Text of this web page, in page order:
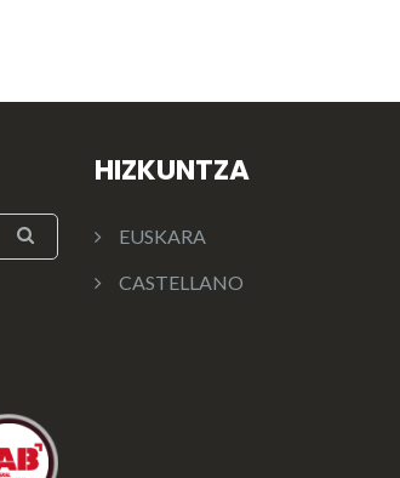
HIZKUNTZA
EUSKARA
CASTELLANO